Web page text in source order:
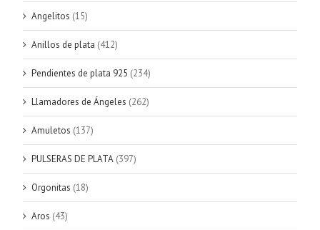
Angelitos (15)
Anillos de plata (412)
Pendientes de plata 925 (234)
Llamadores de Ángeles (262)
Amuletos (137)
PULSERAS DE PLATA (397)
Orgonitas (18)
Aros (43)